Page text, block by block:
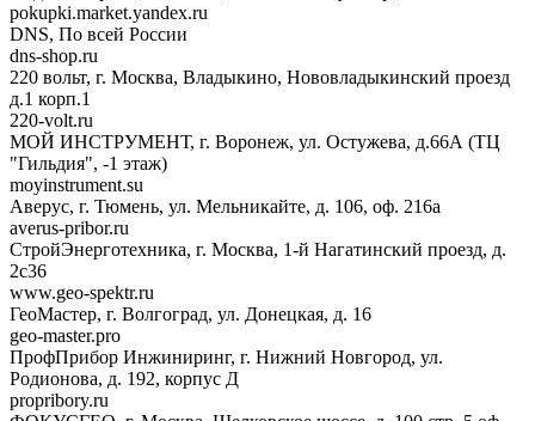
pokupki.market.yandex.ru
DNS, По всей России
dns-shop.ru
220 вольт, г. Москва, Владыкино, Нововладыкинский проезд
д.1 корп.1
220-volt.ru
МОЙ ИНСТРУМЕНТ, г. Воронеж, ул. Остужева, д.66А (ТЦ
"Гильдия", -1 этаж)
moyinstrument.su
Аверус, г. Тюмень, ул. Мельникайте, д. 106, оф. 216а
averus-pribor.ru
СтройЭнерготехника, г. Москва, 1-й Нагатинский проезд, д.
2с36
www.geo-spektr.ru
ГеоМастер, г. Волгоград, ул. Донецкая, д. 16
geo-master.pro
ПрофПрибор Инжиниринг, г. Нижний Новгород, ул.
Родионова, д. 192, корпус Д
propribory.ru